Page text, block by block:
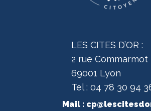
LES CITES D’OR :
2 rue Commarmot
69001 Lyon
Tel : 04 78 30 94
Mail :